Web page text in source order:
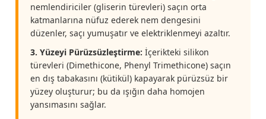
nemlendiriciler (gliserin türevleri) saçın orta
katmanlarına nüfuz ederek nem dengesini
düzenler, saçı yumuşatır ve elektriklenmeyi azaltır.
3. Yüzeyi Pürüzsüzleştirme: İçerikteki silikon
türevleri (Dimethicone, Phenyl Trimethicone) saçın
en dış tabakasını (kütikül) kapayarak pürüzsüz bir
yüzey oluşturur; bu da ışığın daha homojen
yansımasını sağlar.